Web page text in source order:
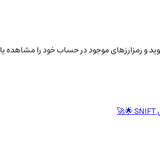
و رمزارزهای موجود در حساب خود را مشاهده